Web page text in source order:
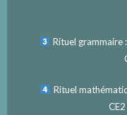
Rituel grammaire :
Rituel
CE2